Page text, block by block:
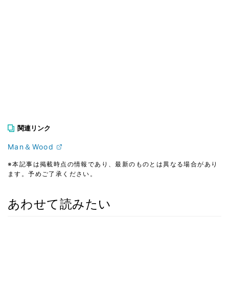
関連リンク
Man＆Wood
※本記事は掲載時点の情報であり、最新のものとは異なる場合があり
ます。予めご了承ください。
あわせて読みたい